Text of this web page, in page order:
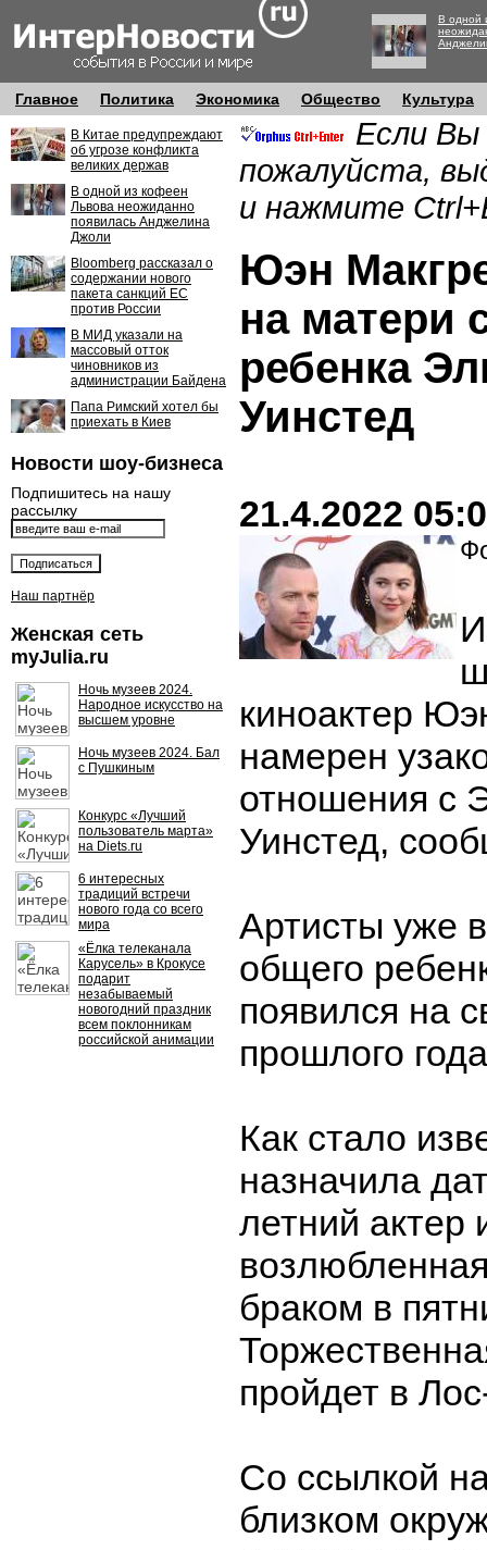
В одной
Главное Политика Экономика Общество Культура
В Китае предупреждают
об угрозе конфликта
великих держав
В одной из кофеен
Львова неожиданно
появилась Анджелина
Джоли
Bloomberg рассказал о
содержании нового
пакета санкций ЕС
против России
В МИД указали на
массовый отток
чиновников из
администрации Байдена
Папа Римский хотел бы
приехать в Киев
Новости шоу-бизнеса
Подпишитесь на нашу
рассылку
Наш партнёр
Женская сеть
myJulia.ru
Ночь музеев 2024.
Народное искусство на
высшем уровне
Ночь музеев 2024. Бал
с Пушкиным
Конкурс «Лучший
пользователь марта»
на Diets.ru
6 интересных
традиций встречи
нового года со всего
мира
«Ёлка телеканала
Карусель» в Крокусе
подарит
незабываемый
новогодний праздник
всем поклонникам
российской анимации
Если Вы
пожалуйста,
и нажмите
Юэн
на матери
ребенка
Уинстед
21.4.2022
киноактер
намерен
отношения с
Уинстед,
Артисты уже
общего
появился на
прошлого
Как стало
назначила
летний актер
браком в
пройдет в
Со ссылкой
близком